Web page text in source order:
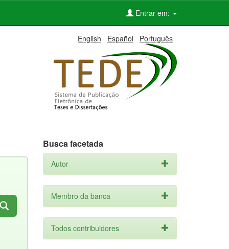
Entrar em:
English Español Português
Busca facetada
Autor
Membro da banca
Todos contribuidores